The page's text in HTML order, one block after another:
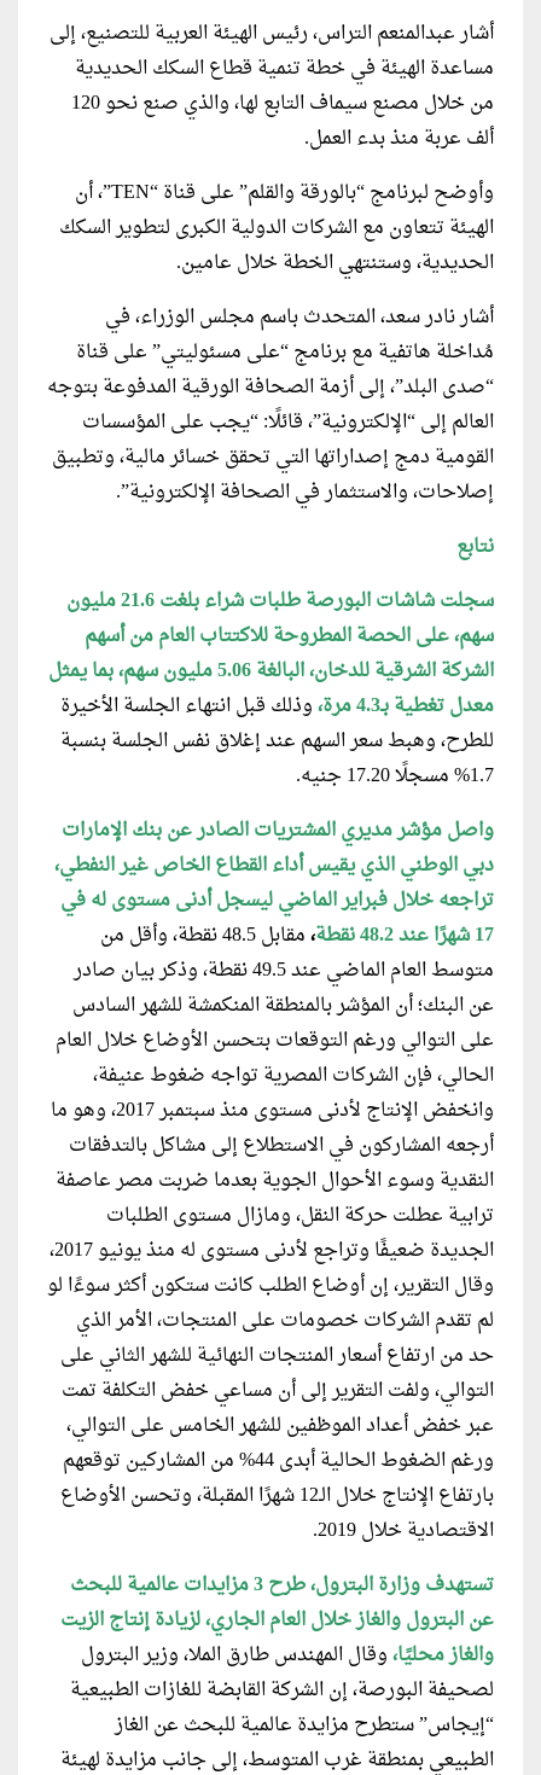
أشار عبدالمنعم التراس، رئيس الهيئة العربية للتصنيع، إلى
مساعدة الهيئة في خطة تنمية قطاع السكك الحديدية
من خلال مصنع سيماف التابع لها، والذي صنع نحو 120
ألف عربة منذ بدء العمل.
وأوضح لبرنامج “بالورقة والقلم” على قناة “TEN”، أن
الهيئة تتعاون مع الشركات الدولية الكبرى لتطوير السكك
الحديدية، وستنتهي الخطة خلال عامين.
أشار نادر سعد، المتحدث باسم مجلس الوزراء، في
مُداخلة هاتفية مع برنامج “على مسئوليتي” على قناة
“صدى البلد”، إلى أزمة الصحافة الورقية المدفوعة بتوجه
العالم إلى “الإلكترونية”، قائلًا: “يجب على المؤسسات
القومية دمج إصداراتها التي تحقق خسائر مالية، وتطبيق
إصلاحات، والاستثمار في الصحافة الإلكترونية”.
نتابع
سجلت شاشات البورصة طلبات شراء بلغت 21.6 مليون
سهم، على الحصة المطروحة للاكتتاب العام من أسهم
الشركة الشرقية للدخان، البالغة 5.06 مليون سهم، بما يمثل
معدل تغطية بـ4.3 مرة،
وذلك قبل انتهاء الجلسة الأخيرة
للطرح، وهبط سعر السهم عند إغلاق نفس الجلسة بنسبة
1.7% مسجلًا 17.20 جنيه.
واصل مؤشر مديري المشتريات الصادر عن بنك الإمارات
دبي الوطني الذي يقيس أداء القطاع الخاص غير النفطي،
تراجعه خلال فبراير الماضي ليسجل أدنى مستوى له في
17 شهرًا عند 48.2 نقطة
،
مقابل 48.5 نقطة، وأقل من
متوسط العام الماضي عند 49.5 نقطة، وذكر بيان صادر
عن البنك؛ أن المؤشر بالمنطقة المنكمشة للشهر السادس
على التوالي ورغم التوقعات بتحسن الأوضاع خلال العام
الحالي، فإن الشركات المصرية تواجه ضغوط عنيفة،
وانخفض الإنتاج لأدنى مستوى منذ سبتمبر 2017، وهو ما
أرجعه المشاركون في الاستطلاع إلى مشاكل بالتدفقات
النقدية وسوء الأحوال الجوية بعدما ضربت مصر عاصفة
ترابية عطلت حركة النقل، ومازال مستوى الطلبات
الجديدة ضعيفًا وتراجع لأدنى مستوى له منذ يونيو 2017،
وقال التقرير، إن أوضاع الطلب كانت ستكون أكثر سوءًا لو
لم تقدم الشركات خصومات على المنتجات، الأمر الذي
حد من ارتفاع أسعار المنتجات النهائية للشهر الثاني على
التوالي، ولفت التقرير إلى أن مساعي خفض التكلفة تمت
عبر خفض أعداد الموظفين للشهر الخامس على التوالي،
ورغم الضغوط الحالية أبدى 44% من المشاركين توقعهم
بارتفاع الإنتاج خلال الـ12 شهرًا المقبلة، وتحسن الأوضاع
الاقتصادية خلال 2019.
تستهدف وزارة البترول، طرح 3 مزايدات عالمية للبحث
عن البترول والغاز خلال العام الجاري، لزيادة إنتاج الزيت
والغاز محليًا،وقال المهندس طارق الملا، وزير البترول
لصحيفة البورصة، إن الشركة القابضة للغازات الطبيعية
“إيجاس” ستطرح مزايدة عالمية للبحث عن الغاز
الطبيعي بمنطقة غرب المتوسط، إلى جانب مزايدة لهيئة